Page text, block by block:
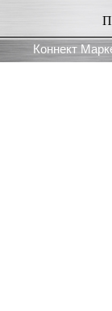
Коннект